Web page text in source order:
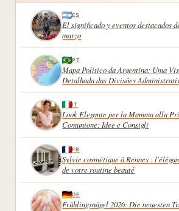
ES
El significado y eventos destacados
marzo
PT
Mapa Político da Argentina: Uma
Detalhada das Divisões
IT
Look Elegante per la Mamma alla
Comunione: Idee e Consigli
FR
Sylvie cosmétique à Rennes :
de votre routine beauté
DE
Frühlingsnägel 2026: Die neuesten